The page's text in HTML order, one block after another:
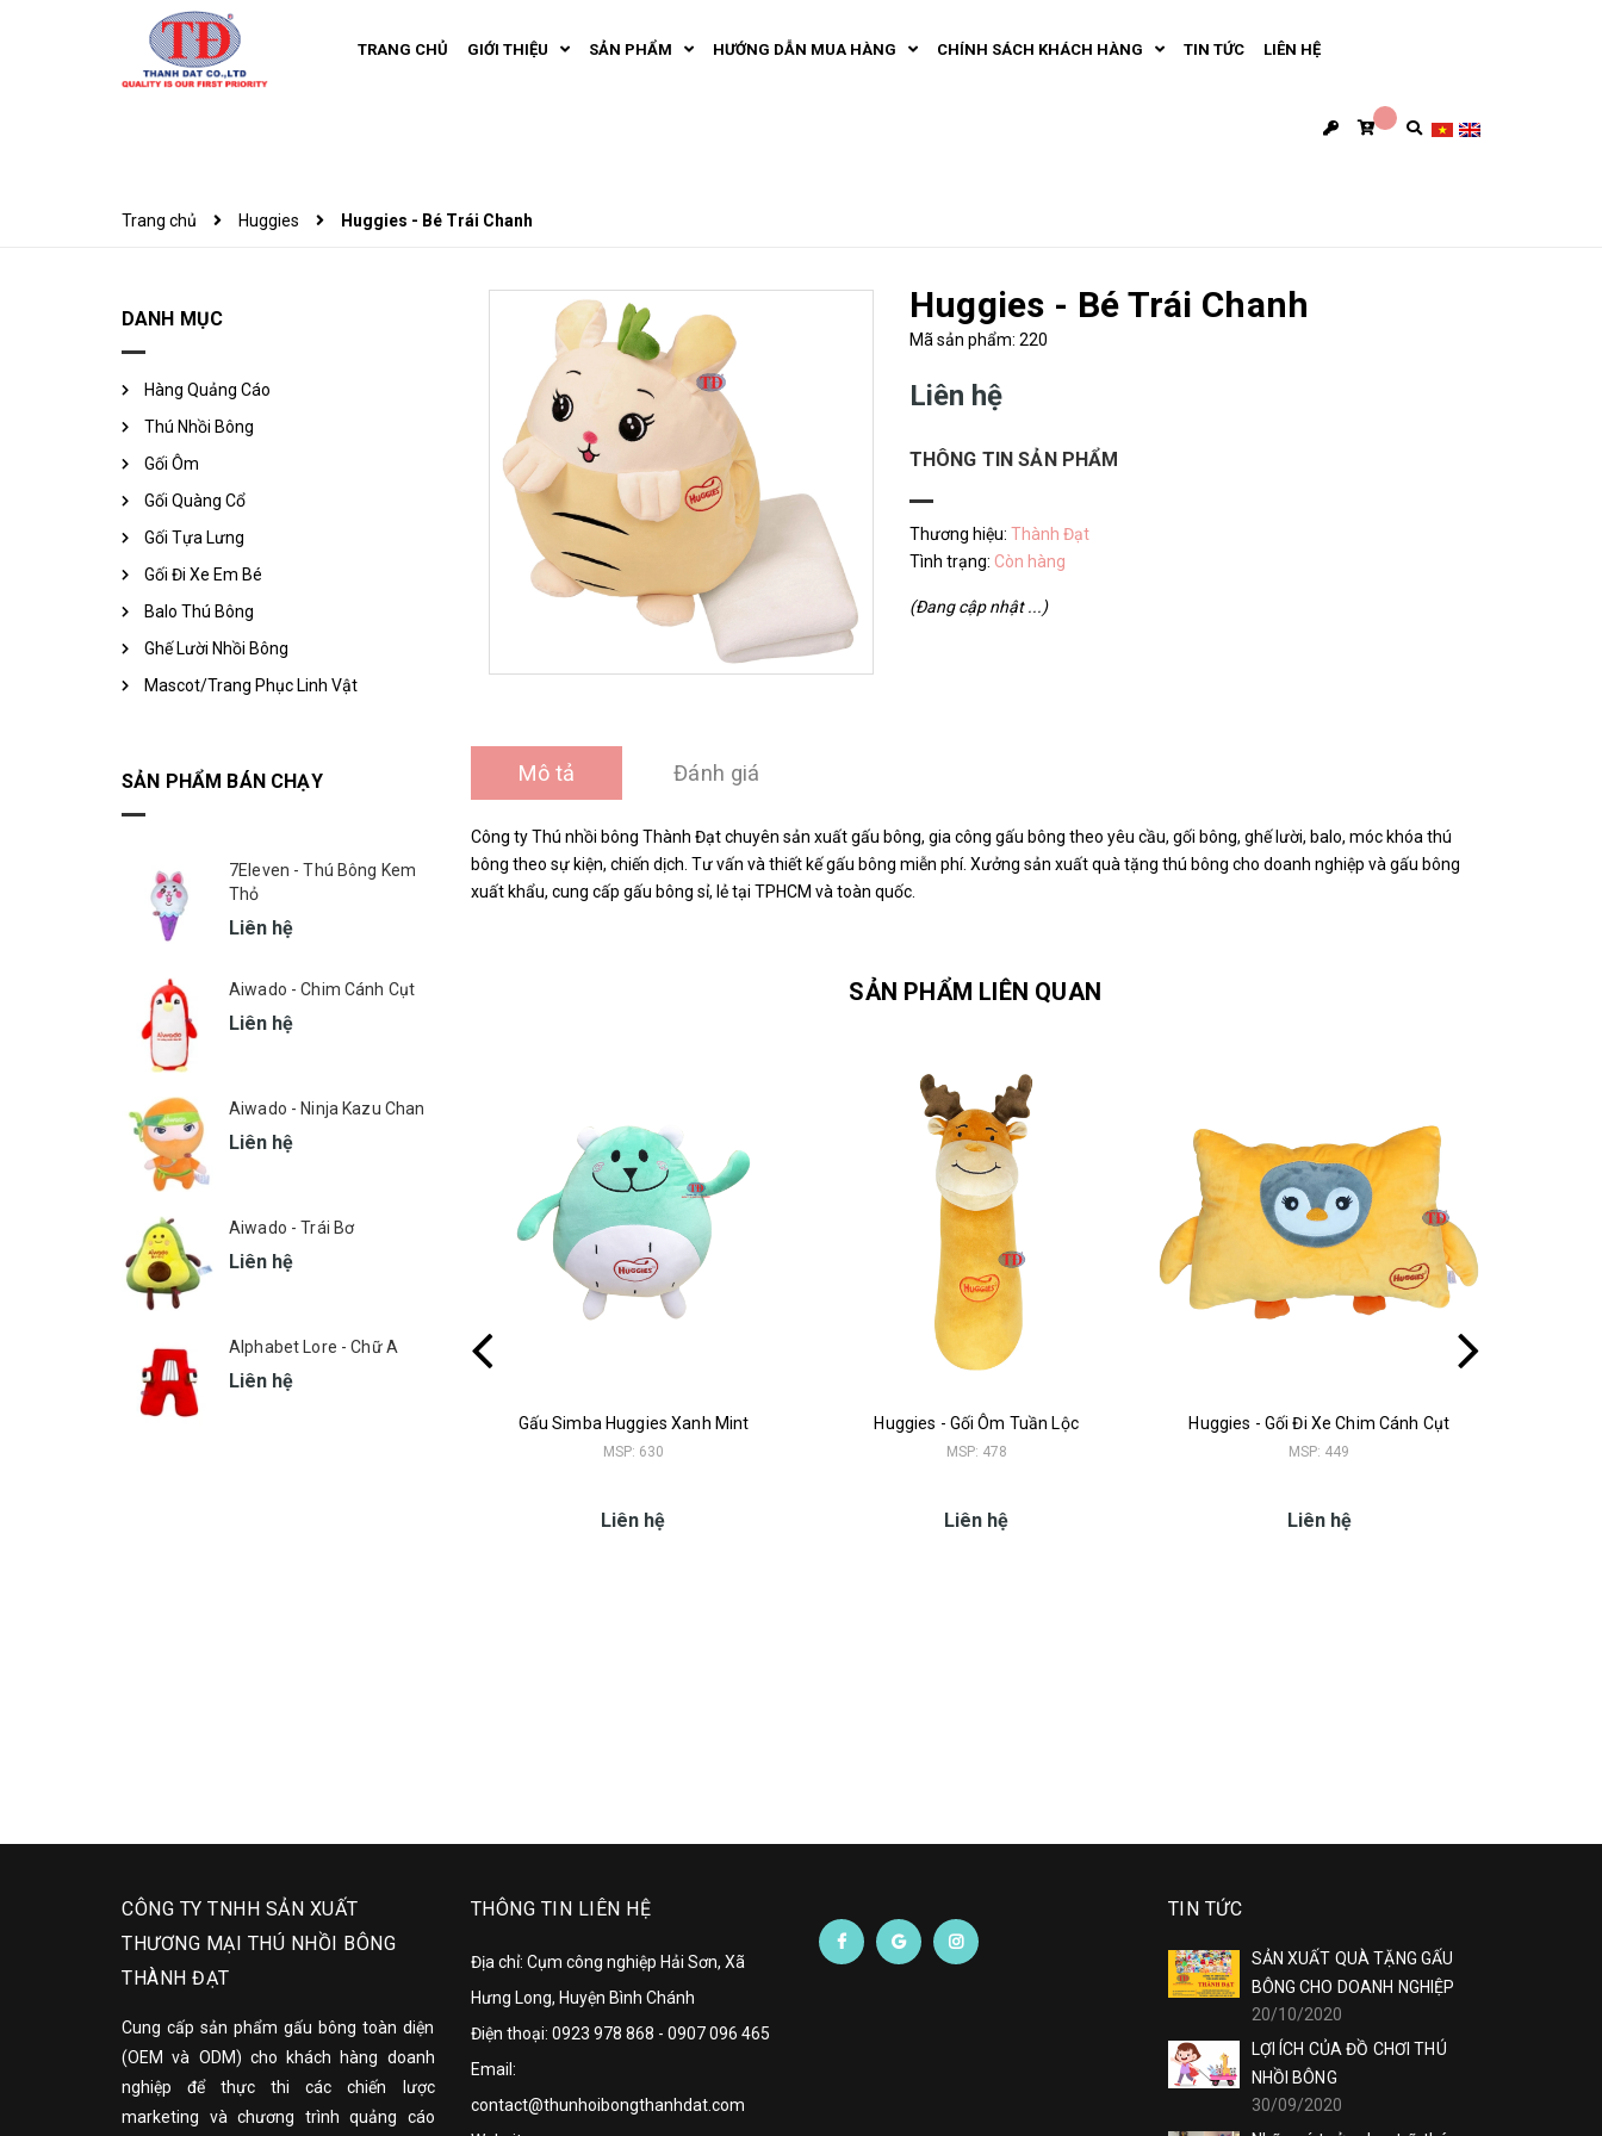
TRANG CHỦ GIỚI THIỆU SẢN PHẨM HƯỚNG DẪN MUA HÀNG CHÍNH SÁCH KHÁCH HÀNG TIN TỨC LIÊN HỆ
Trang chủ Huggies Huggies - Bé Trái Chanh
Huggies - Bé Trái Chanh
Mã sản phẩm: 220
Liên hệ
THÔNG TIN SẢN PHẨM
Thương hiệu: Thành Đạt
Tình trạng: Còn hàng
(Đang cập nhật ...)
Mô tả Đánh giá
Công ty Thú nhồi bông Thành Đạt chuyên sản xuất gấu bông, gia công gấu bông theo yêu cầu, gối bông, ghế lười, balo, móc khóa thú
bông theo sự kiện, chiến dịch. Tư vấn và thiết kế gấu bông miễn phí. Xưởng sản xuất quà tặng thú bông cho doanh nghiệp và gấu bông
xuất khẩu, cung cấp gấu bông sỉ, lẻ tại TPHCM và toàn quốc.
SẢN PHẨM LIÊN QUAN
Gấu Simba Huggies Xanh Mint
MSP: 630
Liên hệ
Huggies - Gối Ôm Tuần Lộc
MSP: 478
Liên hệ
Huggies - Gối Đi Xe Chim Cánh Cụt
MSP: 449
Liên hệ
DANH MỤC
Hàng Quảng Cáo
Thú Nhồi Bông
Gối Ôm
Gối Quàng Cổ
Gối Tựa Lưng
Gối Đi Xe Em Bé
Balo Thú Bông
Ghế Lười Nhồi Bông
Mascot/Trang Phục Linh Vật
SẢN PHẨM BÁN CHẠY
7Eleven - Thú Bông Kem
Thỏ
Liên hệ
Aiwado - Chim Cánh Cụt
Liên hệ
Aiwado - Ninja Kazu Chan
Liên hệ
Aiwado - Trái Bơ
Liên hệ
Alphabet Lore - Chữ A
Liên hệ
CÔNG TY TNHH SẢN XUẤT
THƯƠNG MẠI THÚ NHỒI BÔNG
THÀNH ĐẠT
Cung cấp sản phẩm gấu bông toàn diện
(OEM và ODM) cho khách hàng doanh
nghiệp để thực thi các chiến lược
marketing và chương trình quảng cáo
THÔNG TIN LIÊN HỆ
Địa chỉ: Cụm công nghiệp Hải Sơn, Xã
Hưng Long, Huyện Bình Chánh
Điện thoại: 0923 978 868 - 0907 096 465
Email:
contact@thunhoibongthanhdat.com
TIN TỨC
SẢN XUẤT QUÀ TẶNG GẤU
BÔNG CHO DOANH NGHIỆP
20/10/2020
LỢI ÍCH CỦA ĐỒ CHƠI THÚ
NHỒI BÔNG
30/09/2020